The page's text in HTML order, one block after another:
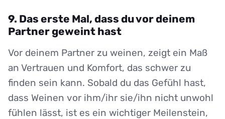
9. Das erste Mal, dass du vor deinem
Partner geweint hast
Vor deinem Partner zu weinen, zeigt ein Maß
an Vertrauen und Komfort, das schwer zu
finden sein kann. Sobald du das Gefühl hast,
dass Weinen vor ihm/ihr sie/ihn nicht unwohl
fühlen lässt, ist es ein wichtiger Meilenstein,